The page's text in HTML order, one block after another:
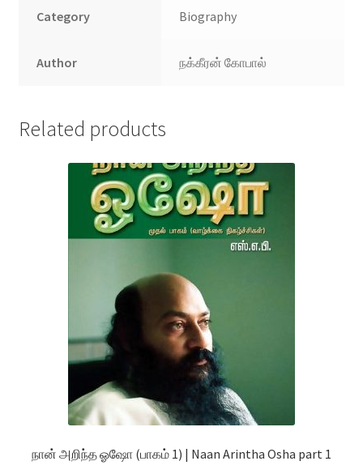
Category Biography
Author நக்கீரன் கோபால்
Related products
நான் அறிந்த ஓஷோ (பாகம் 1) | Naan Arintha Osha part 1